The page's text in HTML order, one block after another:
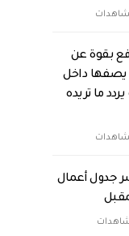
بقوة عن
يصفها داخل
ما تريده
جدول أعمال